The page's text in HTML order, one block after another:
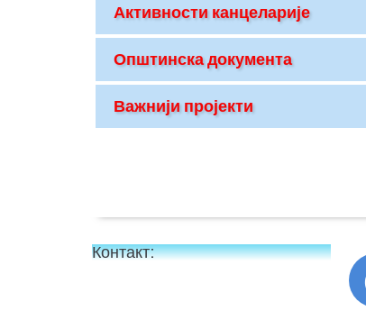
Активности канцеларије
Општинска документа
Важнији пројекти
Контакт: